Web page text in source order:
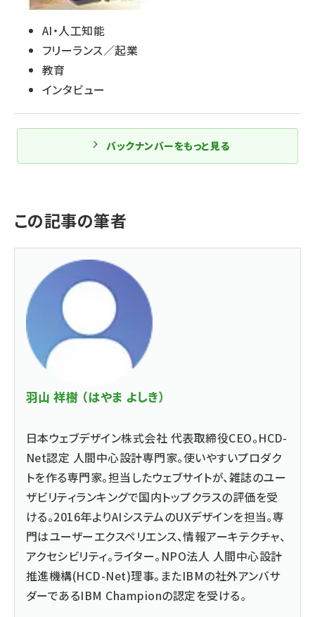
AI・人工知能
フリーランス／起業
教育
インタビュー
バックナンバーをもっと見る
この記事の筆者
羽山 祥樹 （はやま よしき）
日本ウェブデザイン株式会社 代表取締役CEO。HCD-
Net認定 人間中心設計専門家。使いやすいプロダク
トを作る専門家。担当したウェブサイトが、雑誌のユー
ザビリティランキングで国内トップクラスの評価を受
ける。2016年よりAIシステムのUXデザインを担当。専
門はユーザーエクスペリエンス、情報アーキテクチャ、
アクセシビリティ。ライター。NPO法人 人間中心設計
推進機構(HCD-Net)理事。またIBMの社外アンバサ
ダーであるIBM Championの認定を受ける。